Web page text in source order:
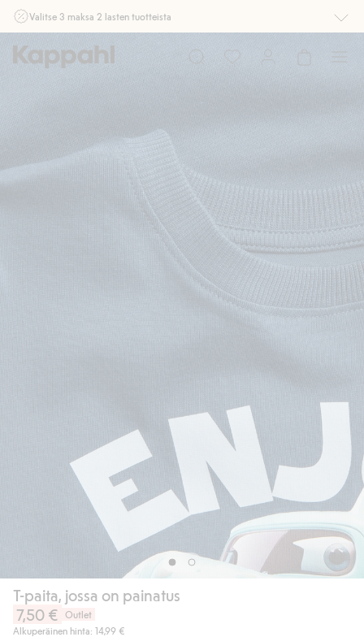
Valitse 3 maksa 2 lasten tuotteista
myymälässä ja verkossa. Ei voi yhdistää muihin alennuksiin tai tarjouksiin.
T-paita, jossa on painatus
7,50 €
Outlet
Alkuperäinen hinta: 14,99 €